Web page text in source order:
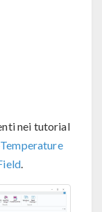
nei tutorial
.